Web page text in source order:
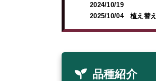
2024/10/19
2025/10/04 植え替え
品種紹介